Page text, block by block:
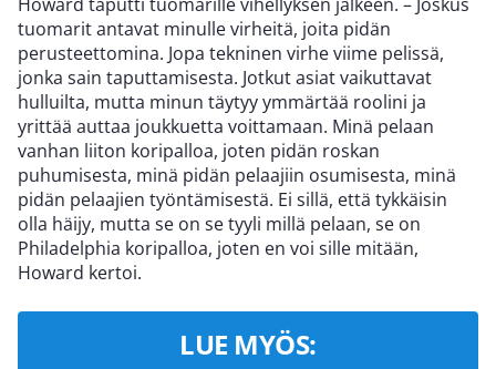
tuomarit antavat minulle virheitä, joita pidän
perusteettomina. Jopa tekninen virhe viime pelissä,
jonka sain taputtamisesta. Jotkut asiat vaikuttavat
hulluilta, mutta minun täytyy ymmärtää roolini ja
yrittää auttaa joukkuetta voittamaan. Minä pelaan
vanhan liiton koripalloa, joten pidän roskan
puhumisesta, minä pidän pelaajiin osumisesta, minä
pidän pelaajien työntämisestä. Ei sillä, että tykkäisin
olla häijy, mutta se on se tyyli millä pelaan, se on
Philadelphia koripalloa, joten en voi sille mitään,
Howard kertoi.
LUE MYÖS: